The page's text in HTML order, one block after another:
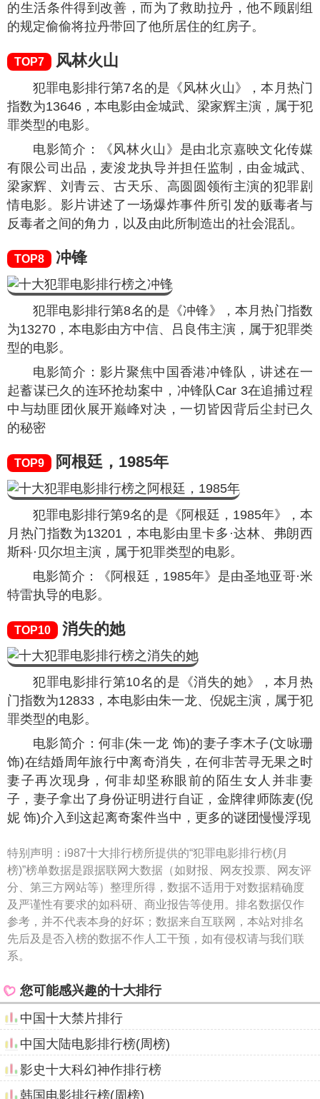
的生活条件得到改善，而为了救助拉丹，他不顾剧组
的规定偷偷将拉丹带回了他所居住的红房子。
TOP7 风林火山
犯罪电影排行第7名的是《风林火山》，本月热门
指数为13646 ，本电影由金城武、梁家辉主演，属于犯
罪类型的电影。
电影简介：《风林火山》是由北京嘉映文化传媒
有限公司出品，麦浚龙执导并担任监制，由金城武、
梁家辉、刘青云、古天乐、高圆圆领衔主演的犯罪剧
情电影。影片讲述了一场爆炸事件所引发的贩毒者与
反毒者之间的角力，以及由此所制造出的社会混乱。
TOP8 冲锋
犯罪电影排行第8名的是《冲锋》，本月热门指数
为13270 ，本电影由方中信、吕良伟主演，属于犯罪类
型的电影。
电影简介：影片聚焦中国香港冲锋队，讲述在一
起蓄谋已久的连环抢劫案中，冲锋队Car 3在追捕过程
中与劫匪团伙展开巅峰对决，一切皆因背后尘封已久
的秘密
TOP9 阿根廷，1985年
犯罪电影排行第9名的是《阿根廷，1985年》，本
月热门指数为13201 ，本电影由里卡多·达林、弗朗西
斯科·贝尔坦主演，属于犯罪类型的电影。
电影简介：《阿根廷，1985年》是由圣地亚哥·米
特雷执导的电影。
TOP10 消失的她
犯罪电影排行第10名的是《消失的她》，本月热
门指数为12833 ，本电影由朱一龙、倪妮主演，属于犯
罪类型的电影。
电影简介：何非(朱一龙 饰)的妻子李木子(文咏珊
饰)在结婚周年旅行中离奇消失，在何非苦寻无果之时
妻子再次现身，何非却坚称眼前的陌生女人并非妻
子，妻子拿出了身份证明进行自证，金牌律师陈麦(倪
妮 饰)介入到这起离奇案件当中，更多的谜团慢慢浮现
特别声明： i987十大排行榜所提供的“犯罪电影排行榜(月
榜)”榜单数据是跟据联网大数据（如财报、网友投票、网友评
分、第三方网站等）整理所得，数据不适用于对数据精确度
及严谨性有要求的如科研、商业报告等使用。排名数据仅作
参考，并不代表本身的好坏；数据来自互联网，本站对排名
先后及是否入榜的数据不作人工干预，如有侵权请与我们联
系。
您可能感兴趣的十大排行
中国十大禁片排行
中国大陆电影排行榜(周榜)
影史十大科幻神作排行榜
韩国电影排行榜(周榜)